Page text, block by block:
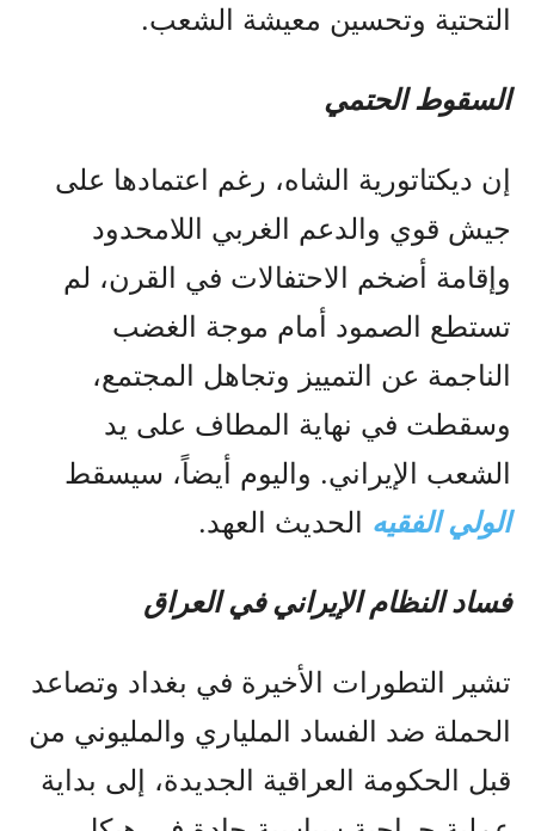
التحتية وتحسين معيشة الشعب.
السقوط الحتمي
إن ديكتاتورية الشاه، رغم اعتمادها على
جيش قوي والدعم الغربي اللامحدود
وإقامة أضخم الاحتفالات في القرن، لم
تستطع الصمود أمام موجة الغضب
الناجمة عن التمييز وتجاهل المجتمع،
وسقطت في نهاية المطاف على يد
الشعب الإيراني. واليوم أيضاً، سيسقط
الولي الفقيه الحديث العهد.
فساد النظام الإيراني في العراق
تشير التطورات الأخيرة في بغداد وتصاعد
الحملة ضد الفساد الملياري والمليوني من
قبل الحكومة العراقية الجديدة، إلى بداية